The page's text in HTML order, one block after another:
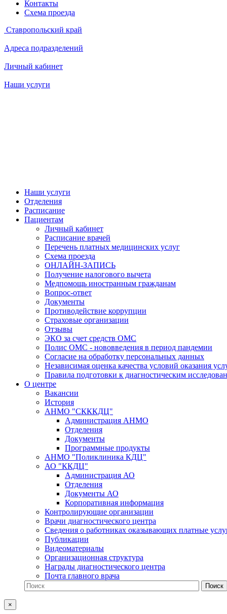
Контакты
Схема проезда
Ставропольский край
Адреса подразделений
Личный кабинет
Наши услуги
Наши услуги
Отделения
Расписание
Пациентам
Личный кабинет
Расписание врачей
Перечень платных медицинских услуг
Схема проезда
ОНЛАЙН-ЗАПИСЬ
Получение налогового вычета
Медпомощь иностранным гражданам
Вопрос-ответ
Документы
Противодействие коррупции
Страховые организации
Отзывы
ЭКО за счет средств ОМС
Полис ОМС - нововведения в период пандемии
Согласие на обработку персональных данных
Независимая оценка качества условий оказания
Правила подготовки к диагностическим
О центре
Вакансии
История
АНМО "СКККДЦ"
Администрация АНМО
Отделения
Документы
Программные продукты
АНМО "Поликлиника КДЦ"
АО "ККДЦ"
Администрация АО
Отделения
Документы АО
Корпоративная информация
Контролирующие организации
Врачи диагностического центра
Сведения о работниках оказывающих платные
Публикации
Видеоматериалы
Организационная структура
Награды диагностического центра
Почта главного врача
×